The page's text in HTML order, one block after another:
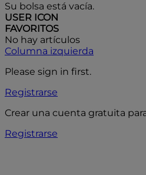
Su bolsa está vacía.
USER ICON
FAVORITOS
No hay artículos
Columna izquierda
Please sign in first.
Registrarse
Crear una cuenta gratuita
Registrarse